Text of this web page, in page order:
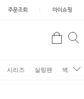
주문조회 마이쇼핑
검
시리즈 실링팬 벽조명